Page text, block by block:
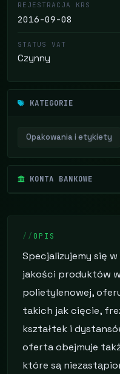
REJESTRACJA KRS
2016-09-08
STATUS VAT
Czynny
KATEGORIE
Opakowania i etykiety
KONTA BANKOWE
OPIS
Specjalizujemy się
jakości produktów
polietylenowej,
takich jak cięcie,
kształtek i
oferta obejmuje
które są